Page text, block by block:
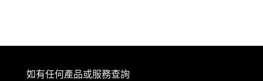
如有任何產品或服務查詢